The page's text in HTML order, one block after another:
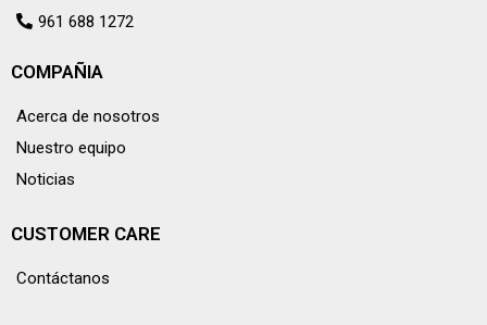
961 688 1272
COMPAÑIA
Acerca de nosotros
Nuestro equipo
Noticias
CUSTOMER CARE
Contáctanos